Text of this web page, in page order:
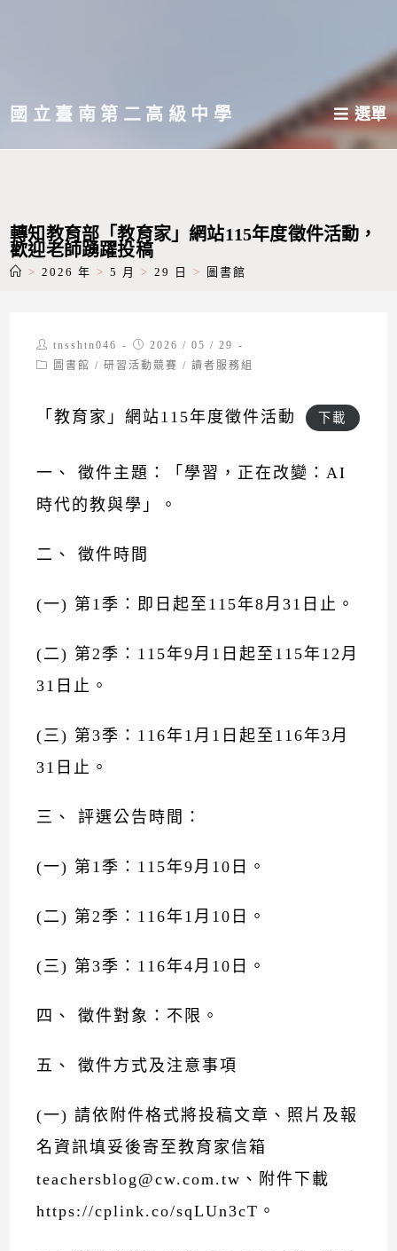
主國立臺南第二高級中學 選單
轉知教育部「教育家」網站115年度徵件活動，
歡迎老師踴躍投稿
> 2026 年 > 5 月 > 29 日 > 圖書館
Post
author:
tnsshtn046
Post
published:
2026 / 05 / 29
Post圖書館 / 研習活動競賽 / 讀者服務組
「教育家」網站115年度徵件活動 下載
一、 徵件主題：「學習，正在改變：AI
時代的教與學」。
二、 徵件時間
(一) 第1季：即日起至115年8月31日止。
(二) 第2季：115年9月1日起至115年12月
31日止。
(三) 第3季：116年1月1日起至116年3月
31日止。
三、 評選公告時間：
(一) 第1季：115年9月10日。
(二) 第2季：116年1月10日。
(三) 第3季：116年4月10日。
四、 徵件對象：不限。
五、 徵件方式及注意事項
(一) 請依附件格式將投稿文章、照片及報
名資訊填妥後寄至教育家信箱
teachersblog@cw.com.tw、附件下載
https://cplink.co/sqLUn3cT。